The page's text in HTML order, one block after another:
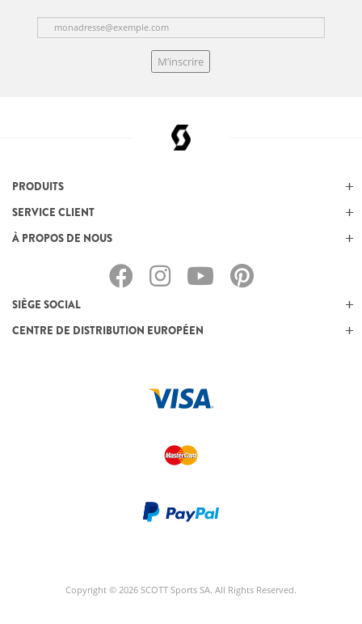
M’inscrire
PRODUITS
SERVICE CLIENT
À PROPOS DE NOUS
SIÈGE SOCIAL
CENTRE DE DISTRIBUTION EUROPÉEN
Copyright © 2026 SCOTT Sports SA. All Rights Reserved.